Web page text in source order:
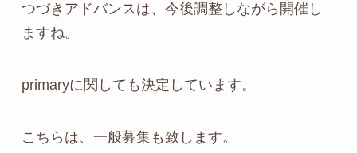
つづきアドバンスは、今後調整しながら開催し
ますね。
primaryに関しても決定しています。
こちらは、一般募集も致します。